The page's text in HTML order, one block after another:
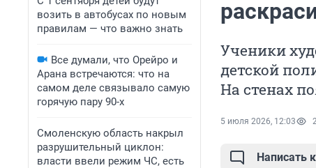
возить в автобусах по новым
правилам — что важно знать
Все думали, что Орейро и
Арана встречаются: что на
самом деле связывало самую
горячую пару 90-х
Смоленскую область накрыл
разрушительный циклон:
власти ввели режим ЧС, есть
Ученики
детской
На стенах
5 июля 2026, 12:03
Написать